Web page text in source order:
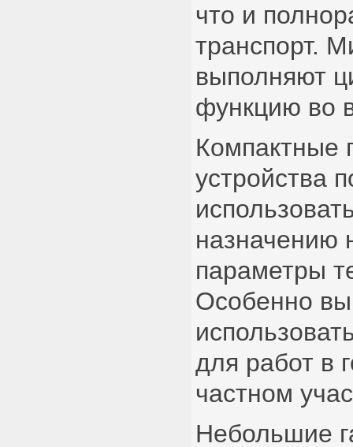
что и
транспорт.
выполняют
функцию во
Компактные
устройства
назначению
параметры
Особенно
для работ в
частном
Небольшие